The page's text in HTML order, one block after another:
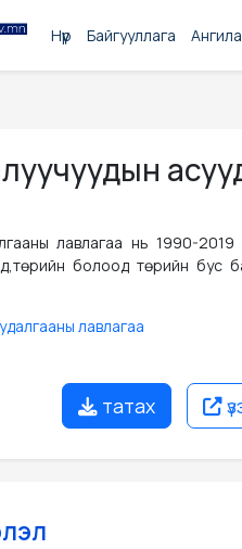
Нүүр Байгууллага
лавлагаа нь 1990-2019
болоод төрийн бус
лавлагаа
татах